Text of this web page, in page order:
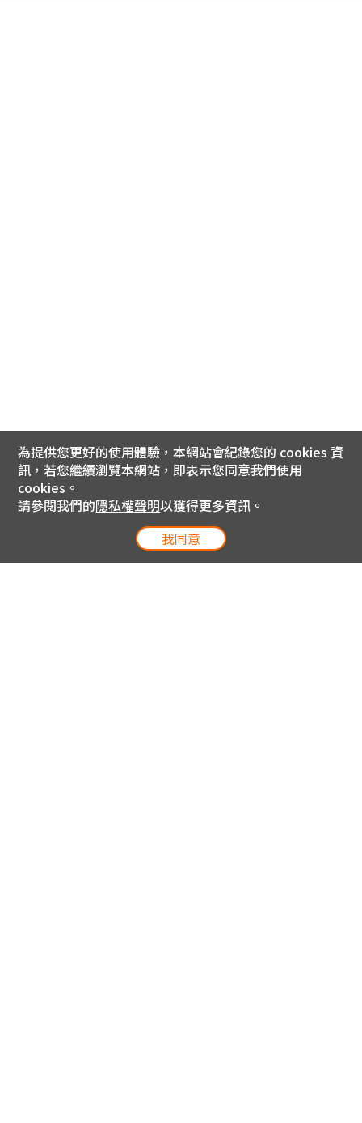
為提供您更好的使用體驗，本網站會紀錄您的 cookies 資
訊，若您繼續瀏覽本網站，即表示您同意我們使用
cookies。
請參閱我們的隱私權聲明以獲得更多資訊。
我同意